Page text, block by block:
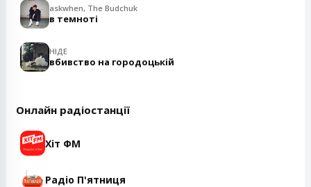
askwhen, The Budchuk
в темноті
НІДЕ
вбивство на городоцькій
Онлайн радіостанції
Хіт ФМ
Радіо П'ятниця